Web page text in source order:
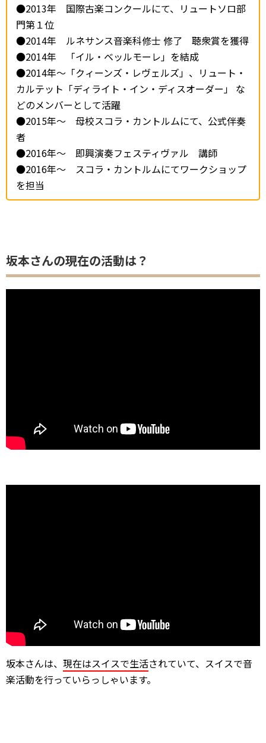
●2013年 国際古楽コンクールにて、リュートソロ部
門第１位
●2014年 ルネサンス音楽科修士 修了 聴衆賞を獲得
●2014年 「イル・ベッルモーレ」を結成
●2014年～「クィーンズ・レヴェルズ」、リュート・
カルテット「ディライト・イン・ディスオーダー」 な
どのメンバーとして活躍
●2015年～ 母校スコラ・カントルムにて、公式伴奏
者
●2016年～ 即興演奏フェスティヴァル 講師
●2016年～ スコラ・カントルムにてワークショップ
を担当
坂本さんの現在の活動は？
坂本さんは、 現在はスイスで生活されていて、スイスで音
楽活動を行っていらっしゃいます。